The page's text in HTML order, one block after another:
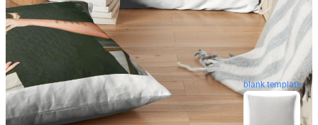
blank template